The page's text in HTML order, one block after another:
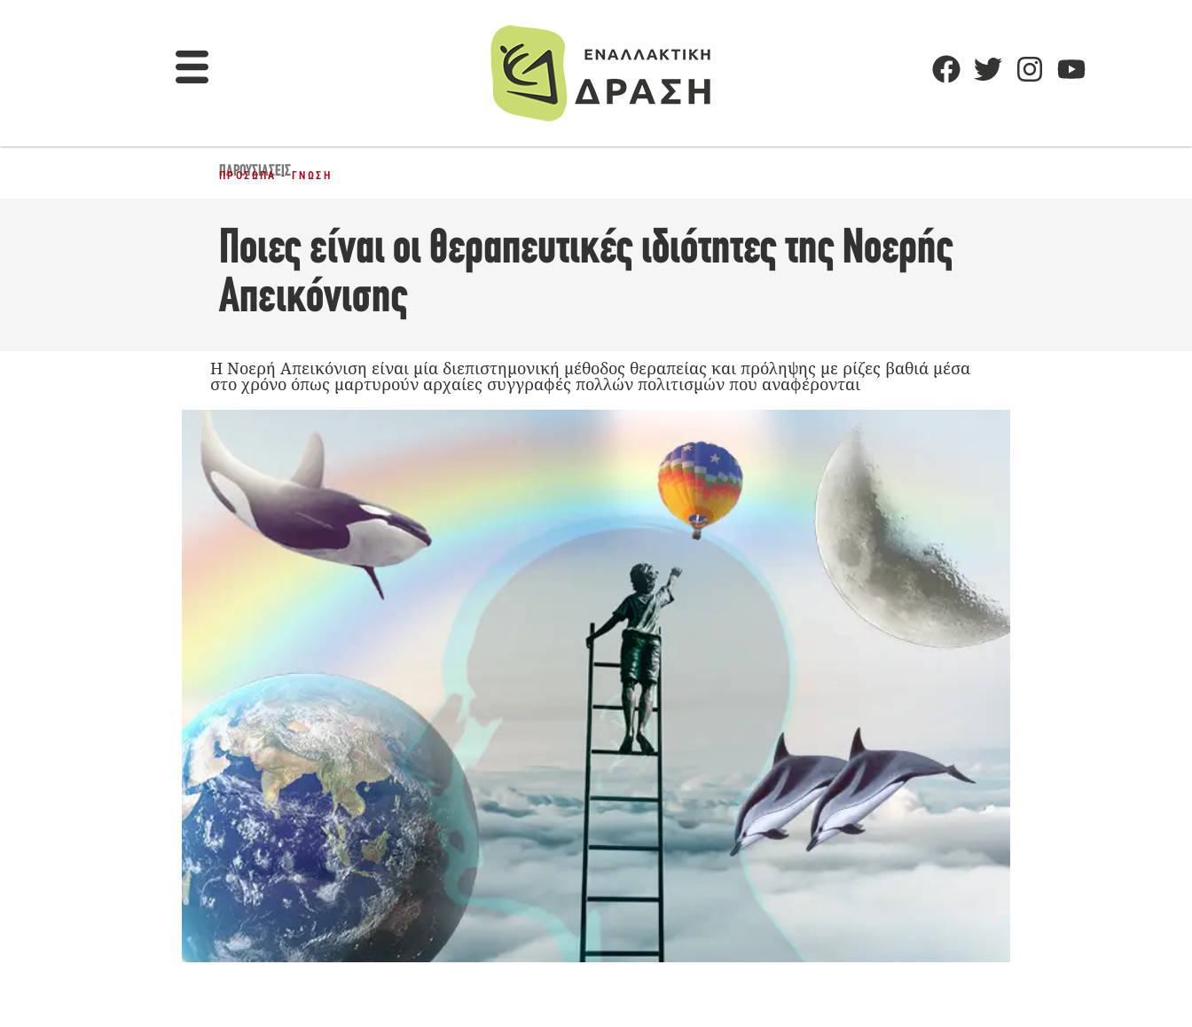
ΠΑΡΟΥΣΙΆΣΕΙΣ
ΠΡΌΣΩΠΑ - ΓΝΏΣΗ
Ποιες είναι οι θεραπευτικές ιδιότητες της Νοερής
Απεικόνισης
Η Νοερή Απεικόνιση είναι μία διεπιστημονική μέθοδος θεραπείας και πρόληψης με ρίζες βαθιά μέσα
στο χρόνο όπως μαρτυρούν αρχαίες συγγραφές πολλών πολιτισμών που αναφέρονται